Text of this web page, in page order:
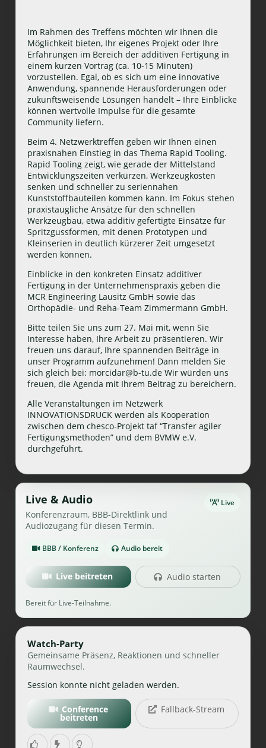
Im Rahmen des Treffens möchten wir Ihnen die
Möglichkeit bieten, Ihr eigenes Projekt oder Ihre
Erfahrungen im Bereich der additiven Fertigung in
einem kurzen Vortrag (ca. 10-15 Minuten)
vorzustellen. Egal, ob es sich um eine innovative
Anwendung, spannende Herausforderungen oder
zukunftsweisende Lösungen handelt – Ihre Einblicke
können wertvolle Impulse für die gesamte
Community liefern.
Beim 4. Netzwerktreffen geben wir Ihnen einen
praxisnahen Einstieg in das Thema Rapid Tooling.
Rapid Tooling zeigt, wie gerade der Mittelstand
Entwicklungszeiten verkürzen, Werkzeugkosten
senken und schneller zu seriennahen
Kunststoffbauteilen kommen kann. Im Fokus stehen
praxistaugliche Ansätze für den schnellen
Werkzeugbau, etwa additiv gefertigte Einsätze für
Spritzgussformen, mit denen Prototypen und
Kleinserien in deutlich kürzerer Zeit umgesetzt
werden können.
Einblicke in den konkreten Einsatz additiver
Fertigung in der Unternehmenspraxis geben die
MCR Engineering Lausitz GmbH sowie das
Orthopädie- und Reha-Team Zimmermann GmbH.
Bitte teilen Sie uns zum 27. Mai mit, wenn Sie
Interesse haben, Ihre Arbeit zu präsentieren. Wir
freuen uns darauf, Ihre spannenden Beiträge in
unser Programm aufzunehmen! Dann melden Sie
sich gleich bei: morcidar@b-tu.de Wir würden uns
freuen, die Agenda mit Ihrem Beitrag zu bereichern.
Alle Veranstaltungen im Netzwerk
INNOVATIONSDRUCK werden als Kooperation
zwischen dem chesco-Projekt taf “Transfer agiler
Fertigungsmethoden” und dem BVMW e.V.
durchgeführt.
Live & Audio
Konferenzraum, BBB-Direktlink und
Audiozugang für diesen Termin.
Live
BBB / Konferenz Audio bereit
Live beitreten Audio starten
Bereit für Live-Teilnahme.
Watch-Party
Gemeinsame Präsenz, Reaktionen und schneller
Raumwechsel.
Session konnte nicht geladen werden.
Conference
beitreten
Fallback-Stream